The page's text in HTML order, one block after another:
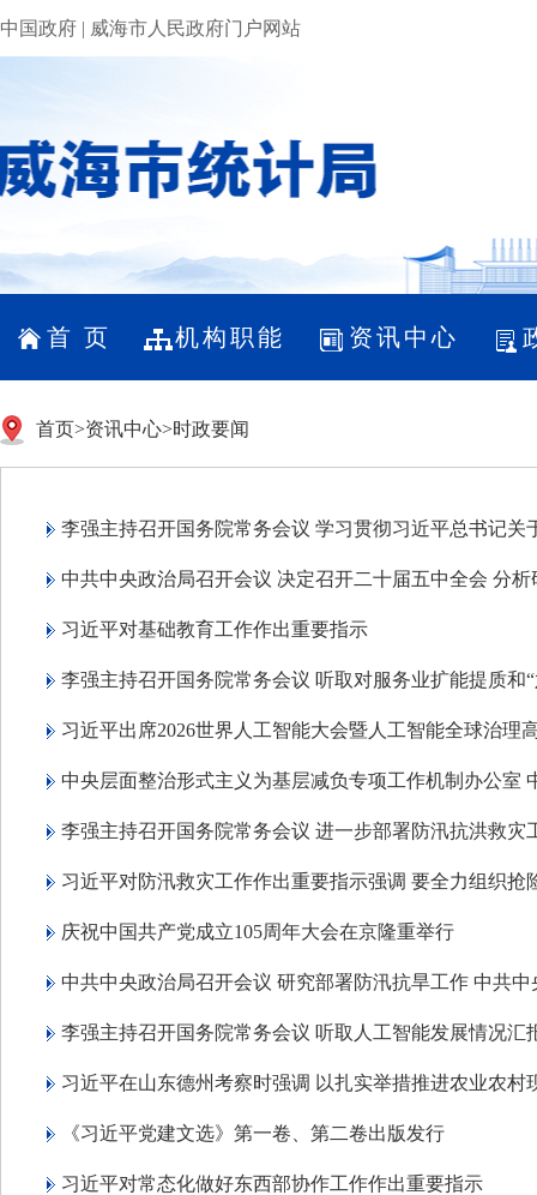
中国政府 | 威海市人民政府门户网站
首 页 机构职能 资讯中心
首页>资讯中心>时政要闻
李强主持召开国务院常务会议 学习贯彻习近平总书记
中共中央政治局召开会议 决定召开二十届五中全会 分
习近平对基础教育工作作出重要指示
李强主持召开国务院常务会议 听取对服务业扩能提质和
习近平出席2026世界人工智能大会暨人工智能全球治理
中央层面整治形式主义为基层减负专项工作机制办公室
李强主持召开国务院常务会议 进一步部署防汛抗洪救灾
习近平对防汛救灾工作作出重要指示强调 要全力组织
庆祝中国共产党成立105周年大会在京隆重举行
中共中央政治局召开会议 研究部署防汛抗旱工作 中共
李强主持召开国务院常务会议 听取人工智能发展情况汇
习近平在山东德州考察时强调 以扎实举措推进农业农
《习近平党建文选》第一卷、第二卷出版发行
习近平对常态化做好东西部协作工作作出重要指示